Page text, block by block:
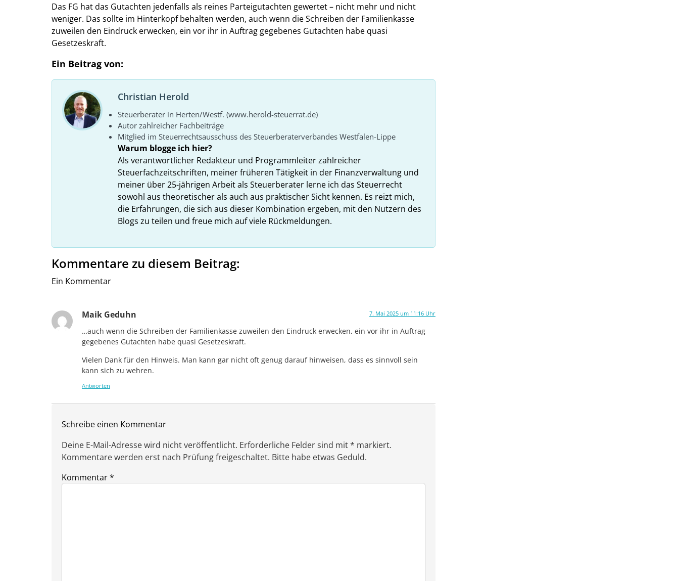
Das FG hat das Gutachten jedenfalls als reines Parteigutachten gewertet – nicht mehr und nicht
weniger. Das sollte im Hinterkopf behalten werden, auch wenn die Schreiben der Familienkasse
zuweilen den Eindruck erwecken, ein vor ihr in Auftrag gegebenes Gutachten habe quasi
Gesetzeskraft.
Ein Beitrag von:
Christian Herold
Steuerberater in Herten/Westf. (www.herold-steuerrat.de)
Autor zahlreicher Fachbeiträge
Mitglied im Steuerrechtsausschuss des Steuerberaterverbandes Westfalen-Lippe
Warum blogge ich hier?
Als verantwortlicher Redakteur und Programmleiter zahlreicher
Steuerfachzeitschriften, meiner früheren Tätigkeit in der Finanzverwaltung und
meiner über 25-jährigen Arbeit als Steuerberater lerne ich das Steuerrecht
sowohl aus theoretischer als auch aus praktischer Sicht kennen. Es reizt mich,
die Erfahrungen, die sich aus dieser Kombination ergeben, mit den Nutzern des
Blogs zu teilen und freue mich auf viele Rückmeldungen.
Kommentare zu diesem Beitrag:
Ein Kommentar
Maik Geduhn 7. Mai 2025 um 11:16 Uhr
…auch wenn die Schreiben der Familienkasse zuweilen den Eindruck erwecken, ein vor ihr in Auftrag
gegebenes Gutachten habe quasi Gesetzeskraft.
Vielen Dank für den Hinweis. Man kann gar nicht oft genug darauf hinweisen, dass es sinnvoll sein
kann sich zu wehren.
Antworten
Schreibe einen Kommentar
Deine E-Mail-Adresse wird nicht veröffentlicht. Erforderliche Felder sind mit * markiert.
Kommentare werden erst nach Prüfung freigeschaltet. Bitte habe etwas Geduld.
Kommentar*